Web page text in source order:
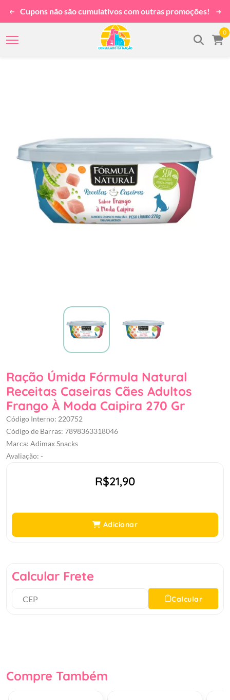
Cupons não são cumulativos com outras promoções!
0
Ração Úmida Fórmula Natural
Receitas Caseiras Cães Adultos
Frango À Moda Caipira 270 Gr
Código Interno: 220752
Código de Barras: 7898363318046
Marca: Adimax Snacks
Avaliação: -
R$21,90
Adicionar
Calcular Frete
Calcular
Compre Também